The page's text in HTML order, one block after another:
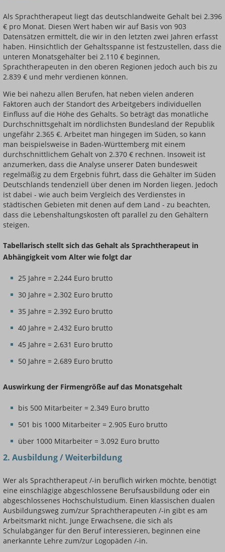
Einsteigerin / Einsteiger
Als Sprachtherapeut liegt das deutschlandweite Gehalt bei 2.396
€ pro Monat. Diesen Wert haben wir auf Basis von 903
Datensätzen ermittelt, die wir in den letzten zwei Jahren erfasst
haben. Hinsichtlich der Gehaltsspanne ist festzustellen, dass die
unteren Monatsgehälter bei 2.110 € beginnen,
Sprachtherapeuten in den oberen Regionen jedoch auch bis zu
2.839 € und mehr verdienen können.
Wie bei nahezu allen Berufen, hat neben vielen anderen
Faktoren auch der Standort des Arbeitgebers individuellen
Einfluss auf die Höhe des Gehalts. So beträgt das monatliche
Durchschnittsgehalt im nördlichsten Bundesland der Republik
ungefähr 2.365 €. Arbeitet man hingegen im Süden, so kann
man beispielsweise in Baden-Württemberg mit einem
durchschnittlichem Gehalt von 2.370 € rechnen. Insoweit ist
anzumerken, dass die Analyse unserer Daten bundesweit
regelmäßig zu dem Ergebnis führt, dass die Gehälter im Süden
Deutschlands tendenziell über denen im Norden liegen. Jedoch
ist dabei - wie auch beim Vergleich des Verdienstes in
städtischen Gebieten mit denen auf dem Land - zu beachten,
dass die Lebenshaltungskosten oft parallel zu den Gehältern
steigen.
Tabellarisch stellt sich das Gehalt als Sprachtherapeut in
Abhängigkeit vom Alter wie folgt dar
25 Jahre = 2.244 Euro brutto
30 Jahre = 2.302 Euro brutto
35 Jahre = 2.392 Euro brutto
40 Jahre = 2.432 Euro brutto
45 Jahre = 2.631 Euro brutto
50 Jahre = 2.689 Euro brutto
Auswirkung der Firmengröße auf das Monatsgehalt
bis 500 Mitarbeiter = 2.349 Euro brutto
501 bis 1000 Mitarbeiter = 2.905 Euro brutto
über 1000 Mitarbeiter = 3.092 Euro brutto
2. Ausbildung / Weiterbildung
Wer als Sprachtherapeut /-in beruflich wirken möchte, benötigt
eine einschlägige abgeschlossene Berufsausbildung oder ein
abgeschlossenes Hochschulstudium. Einen klassischen dualen
Ausbildungsweg zum/zur Sprachtherapeuten /-in gibt es am
Arbeitsmarkt nicht. Junge Erwachsene, die sich als
Schulabgänger für den Beruf interessieren, beginnen eine
anerkannte Lehre zum/zur Logopäden /-in.